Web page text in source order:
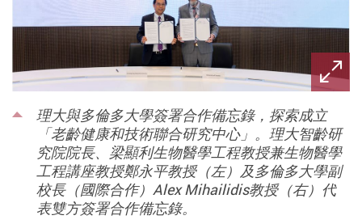
理大與多倫多大學簽署合作備忘錄，探索成立
「老齡健康和技術聯合研究中心」。理大智齡研
究院院長、梁顯利生物醫學工程教授兼生物醫學
工程講座教授鄭永平教授（左）及多倫多大學副
校長（國際合作）Alex Mihailidis教授（右）代
表雙方簽署合作備忘錄。